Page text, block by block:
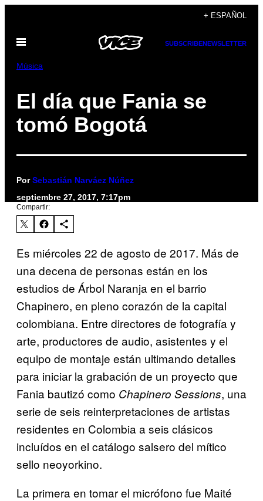
contenido
+ ESPAÑOL
Abrir
SUBSCRIBENEWSLETTER
Música
El día que Fania se
tomó Bogotá
PorSebastián Narváez Núñez
septiembre 27, 2017, 7:17pm
Compartir:
Es miércoles 22 de agosto de 2017. Más de
una decena de personas están en los
estudios de Árbol Naranja en el barrio
Chapinero, en pleno corazón de la capital
colombiana. Entre directores de fotografía y
arte, productores de audio, asistentes y el
equipo de montaje están ultimando detalles
para iniciar la grabación de un proyecto que
Fania bautizó como Chapinero Sessions, una
serie de seis reinterpretaciones de artistas
residentes en Colombia a seis clásicos
incluídos en el catálogo salsero del mítico
sello neoyorkino.
La primera en tomar el micrófono fue Maité